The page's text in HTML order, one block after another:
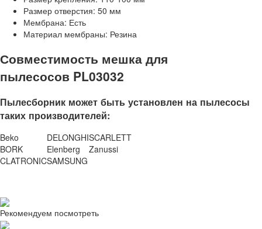
Размер отверстия: 50 мм
Мембрана: Есть
Материал мембраны: Резина
Совместимость мешка для
пылесосов PL03032
Пылесборник может быть установлен на пылесосы
таких производителей:
Beko DELONGHISCARLETT
BORK
Elenberg
Zanussi
CLATRONICSAMSUNG
Рекомендуем посмотреть